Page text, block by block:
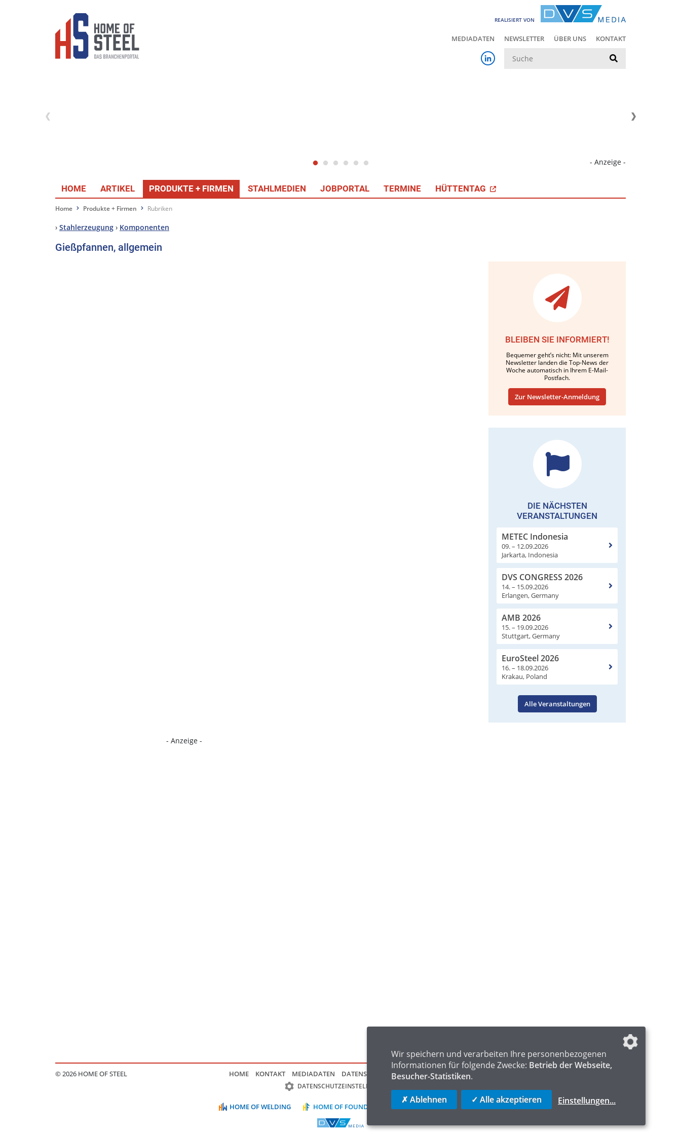
REALISIERT VON
MEDIADATEN NEWSLETTER ÜBER UNS KONTAKT
- Anzeige -
HOME ARTIKEL PRODUKTE + FIRMEN STAHLMEDIEN JOBPORTAL TERMINE HÜTTENTAG
Home Produkte + Firmen Rubriken
› Stahlerzeugung › Komponenten
Gießpfannen, allgemein
BLEIBEN SIE INFORMIERT!
Bequemer geht’s nicht: Mit unserem
Newsletter landen die Top-News der
Woche automatisch in Ihrem E-Mail-
Postfach.
Zur Newsletter-Anmeldung
DIE NÄCHSTEN
VERANSTALTUNGEN
METEC Indonesia
09. – 12.09.2026
Jarkarta, Indonesia
DVS CONGRESS 2026
14. – 15.09.2026
Erlangen, Germany
AMB 2026
15. – 19.09.2026
Stuttgart, Germany
EuroSteel 2026
16. – 18.09.2026
Krakau, Poland
Alle Veranstaltungen
- Anzeige -
© 2026 HOME OF STEEL HOME KONTAKT MEDIADATEN DATENSCHUTZ IMPRESSUM FAQ
DATENSCHUTZEINSTELLUNGEN
HOME OF WELDING HOME OF FOUNDRY HOME OF LOGISTICS
Wir speichern und verarbeiten Ihre personenbezogenen
Informationen für folgende Zwecke: Betrieb der Webseite,
Besucher-Statistiken.
✗ Ablehnen ✓ Alle akzeptieren Einstellungen...